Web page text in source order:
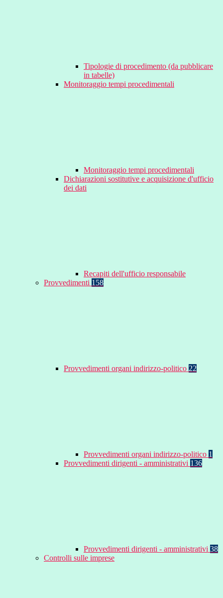
Tipologie di procedimento (da pubblicare
in tabelle)
Monitoraggio tempi procedimentali
Monitoraggio tempi procedimentali
Dichiarazioni sostitutive e acquisizione d'ufficio
dei dati
Recapiti dell'ufficio responsabile
Provvedimenti 158
Provvedimenti organi indirizzo-politico 22
Provvedimenti organi indirizzo-politico 1
Provvedimenti dirigenti - amministrativi 136
Provvedimenti dirigenti - amministrativi 38
Controlli sulle imprese